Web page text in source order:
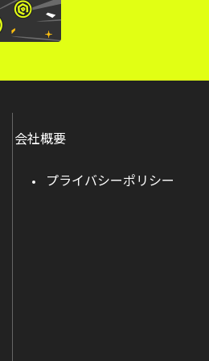
会社概要
プライバシーポリシー